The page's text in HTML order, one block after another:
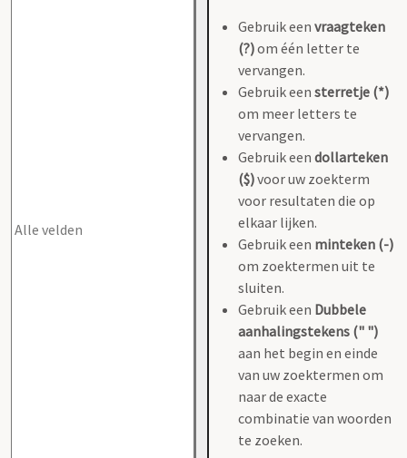
Gebruik een vraagteken
(?)om één letter te
vervangen.
Gebruik een sterretje (*)
om meer letters te
vervangen.
Gebruik een dollarteken
($)voor uw zoekterm
voor resultaten die op
elkaar lijken.
Gebruik een minteken (-)
om zoektermen uit te
sluiten.
Gebruik een Dubbele
aanhalingstekens (" ")
aan het begin en einde
van uw zoektermen om
naar de exacte
combinatie van woorden
te zoeken.